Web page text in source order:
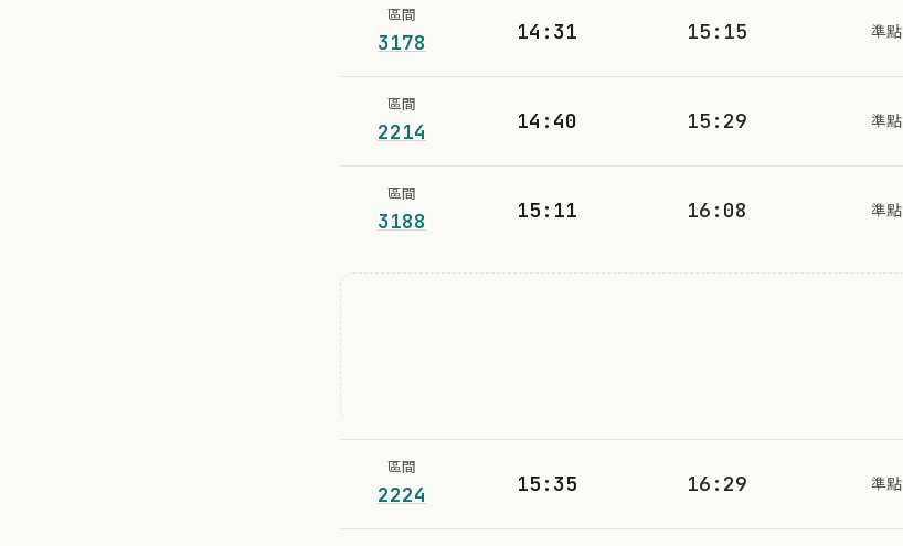
區間
3178 14:31 15:15 準點
區間
2214 14:40 15:29 準點
區間
3188 15:11 16:08 準點
區間
2224 15:35 16:29 準點